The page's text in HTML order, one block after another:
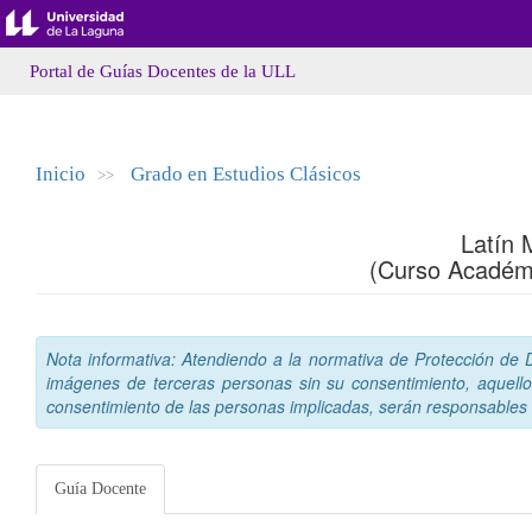
Portal de Guías Docentes de la ULL
Inicio >> Grado en Estudios Clásicos
Latín
(Curso
Nota informativa: Atendiendo a la normativa de Protección
imágenes de terceras personas sin su consentimiento,
consentimiento de las personas implicadas, serán
Guía Docente